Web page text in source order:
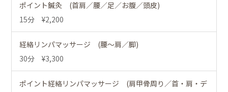
ポイント鍼灸 (首肩／腰／足／お腹／頭皮)
15分 ¥2,200
経絡リンパマッサージ (腰～肩／脚)
30分 ¥3,300
ポイント経絡リンパマッサージ (肩甲骨周り／首・肩・デ